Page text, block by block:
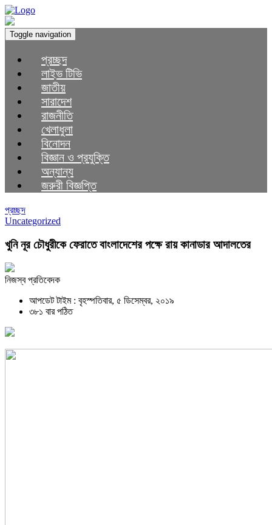
Toggle navigation
প্রচ্ছদ
লাইভ টিভি
জাতীয়
সারাদেশ
রাজনীতি
খেলাধুলা
বিনোদন
বিজ্ঞান ও প্রযুক্তি
অন্যান্য
জরুরী বিজ্ঞপ্তি
প্রচ্ছদ
Uncategorized
খুনি নূর চৌধুরীকে ফেরাতে বাংলাদেশের পক্ষে রায় কানাডার আদালতের
নিজস্ব প্রতিবেদক
আপডেট টাইম : বৃহস্পতিবার, ৫ ডিসেম্বর, ২০১৯
৩৮১ বার পঠিত